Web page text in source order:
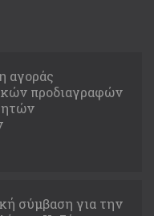
αγοράς
προδιαγραφών
σύμβαση για την